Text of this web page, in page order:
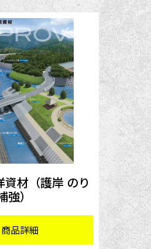
材（護岸 のり
）
商品詳細